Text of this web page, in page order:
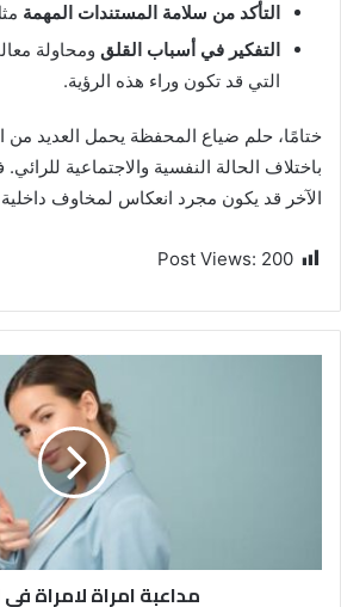
التأكد من سلامة المستندات المهمة
التفكير في أسباب القلق ومحاولة
التي قد تكون وراء هذه الرؤية.
ختامًا، حلم ضياع المحفظة يحمل العديد من
باختلاف الحالة النفسية والاجتماعية
الآخر قد يكون مجرد انعكاس لمخاوف
Post Views: 200
مداعبة امراة لامراة في